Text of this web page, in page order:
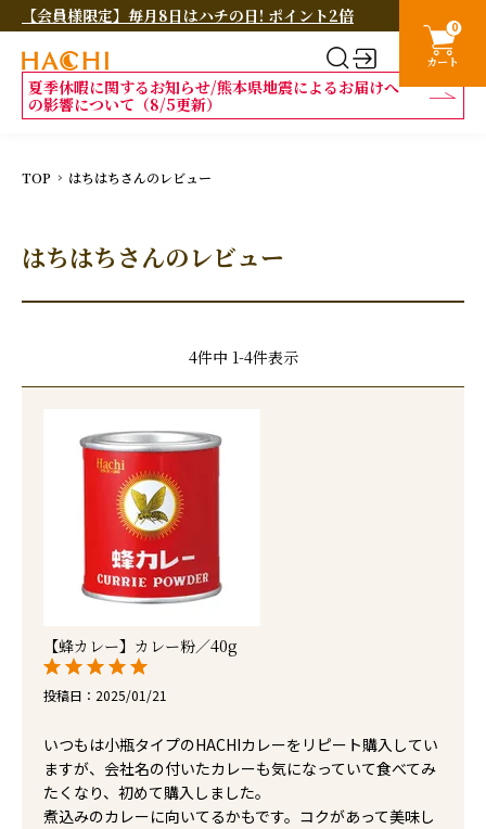
【会員様限定】毎月8日はハチの日! ポイント2倍
夏季休暇に関するお知らせ/熊本県地震によるお届けへ
の影響について（8/5更新）
0
カート
TOP はちはちさんのレビュー
はちはちさんのレビュー
4件中 1-4件表示
【蜂カレー】カレー粉／40g
投稿日 2025/01/21
いつもは小瓶タイプのHACHIカレーをリピート購入してい
ますが、会社名の付いたカレーも気になっていて食べてみ
たくなり、初めて購入しました。
煮込みのカレーに向いてるかもです。コクがあって美味し